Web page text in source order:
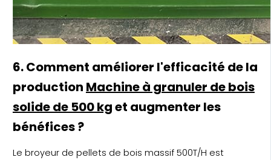
6. Comment améliorer l'efficacité de la
production Machine à granuler de bois
solide de 500 kget augmenter les
bénéfices ?
Le broyeur de pellets de bois massif 500T/H est